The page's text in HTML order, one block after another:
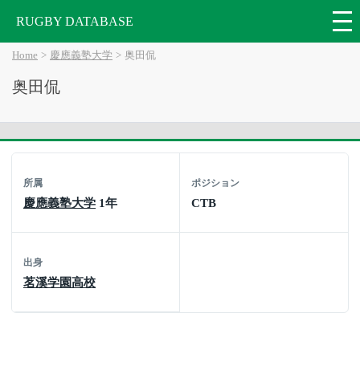
RUGBY DATABASE
Home 慶應義塾大学 奥田侃
奥田侃
所属
慶應義塾大学 1年
ポジション
CTB
出身
茗溪学園高校